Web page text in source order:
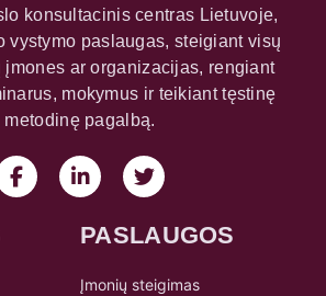
konsultacinis centras Lietuvoje,
vystymo paslaugas, steigiant visų
įmones ar organizacijas, rengiant
mokymus ir teikiant tęstinę
metodinę pagalbą.
PASLAUGOS
Įmonių steigimas